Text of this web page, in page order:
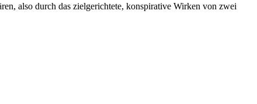
also durch das zielgerichtete, konspirative Wirken von zwei